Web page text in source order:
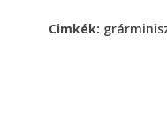
Cimkék: